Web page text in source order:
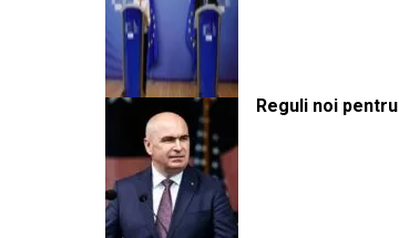
Reguli noi